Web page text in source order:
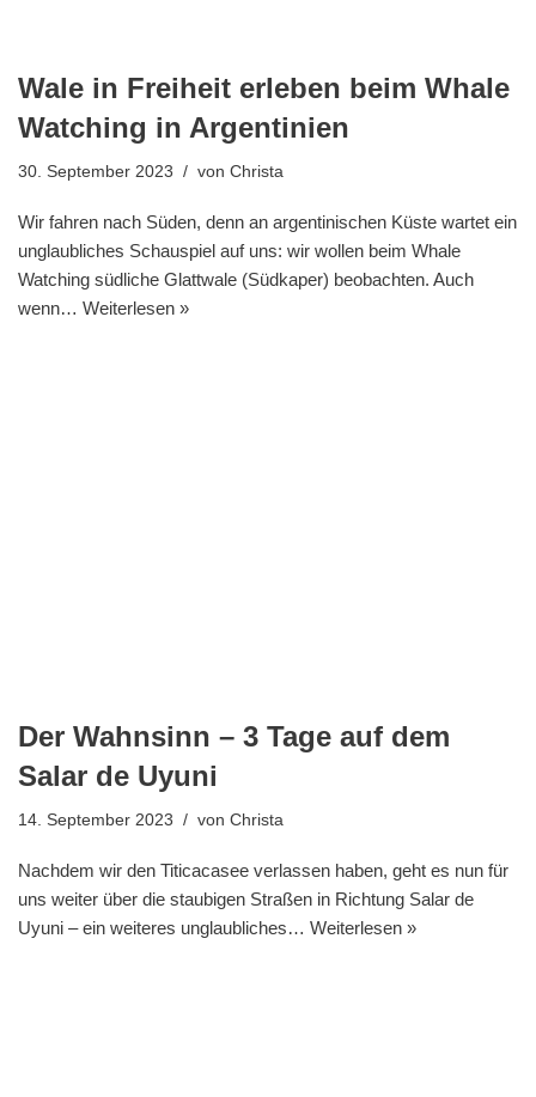
Wale in Freiheit erleben beim Whale
Watching in Argentinien
30. September 2023 von Christa
Wir fahren nach Süden, denn an argentinischen Küste wartet ein
unglaubliches Schauspiel auf uns: wir wollen beim Whale
Watching südliche Glattwale (Südkaper) beobachten. Auch
wenn… Weiterlesen »
Der Wahnsinn – 3 Tage auf dem
Salar de Uyuni
14. September 2023 von Christa
Nachdem wir den Titicacasee verlassen haben, geht es nun für
uns weiter über die staubigen Straßen in Richtung Salar de
Uyuni – ein weiteres unglaubliches… Weiterlesen »